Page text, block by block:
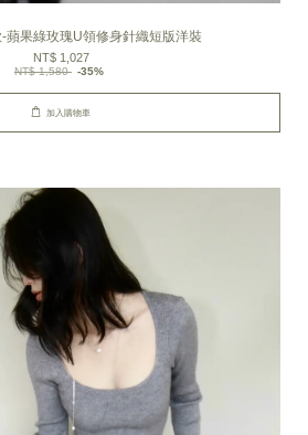
蘋果綠玫瑰U領修身針織短版洋裝
NT$ 1,027
NT$ 1,580 -35%
加入購物車